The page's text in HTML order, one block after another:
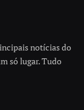
notícias do
só lugar. Tudo